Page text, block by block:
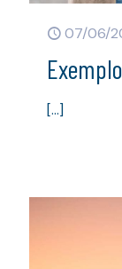
07/06/
[…]